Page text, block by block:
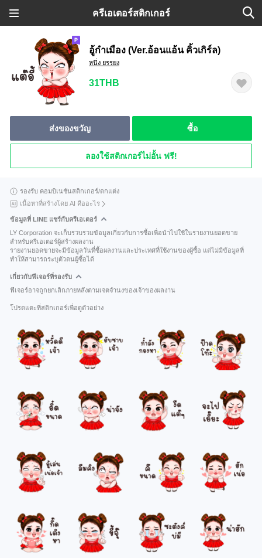
ครีเอเตอร์สติกเกอร์
อู้กำเมือง (Ver.อ้อนแอ้น คิ้วเกิร์ล)
หนึ่ง ยรรยง
31THB
ส่งของขวัญ ซื้อ
ลองใช้สติกเกอร์ไม่อั้น ฟรี!
รองรับ คอมบิเนชันสติกเกอร์/ตกแต่ง
เนื้อหาที่สร้างโดย AI คืออะไร
ข้อมูลที่ LINE แชร์กับครีเอเตอร์
LY Corporation จะเก็บรวบรวมข้อมูลเกี่ยวกับการซื้อเพื่อนำไปใช้ในรายงานยอดขาย
สำหรับครีเอเตอร์ผู้สร้างผลงาน
รายงานยอดขายจะมีข้อมูลวันที่ซื้อผลงานและประเทศที่ใช้งานของผู้ซื้อ แต่ไม่มีข้อมูลที่
ทำให้สามารถระบุตัวตนผู้ซื้อได้
เกี่ยวกับฟีเจอร์ที่รองรับ
ฟีเจอร์อาจถูกยกเลิกภายหลังตามเจตจำนงของเจ้าของผลงาน
โปรดแตะที่สติกเกอร์เพื่อดูตัวอย่าง